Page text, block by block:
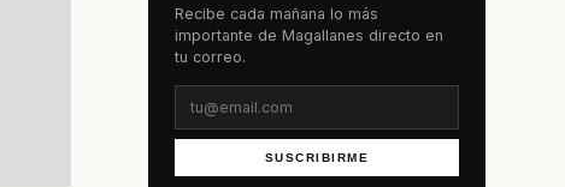
Recibe cada mañana lo más
importante de Magallanes directo en
tu correo.
SUSCRIBIRME